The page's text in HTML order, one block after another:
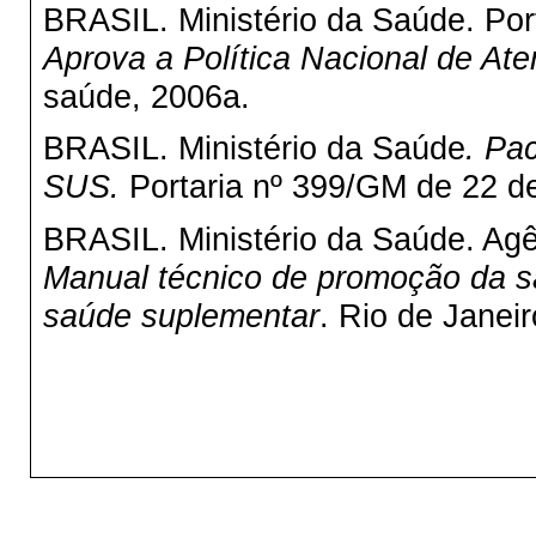
BRASIL. Ministério da Saúde.
Aprova a Política Nacional de
saúde, 2006a.
BRASIL. Ministério da Saúde.
SUS. Portaria nº 399/GM de 22
BRASIL. Ministério da Saúde.
Manual técnico de promoção da
saúde suplementar. Rio de